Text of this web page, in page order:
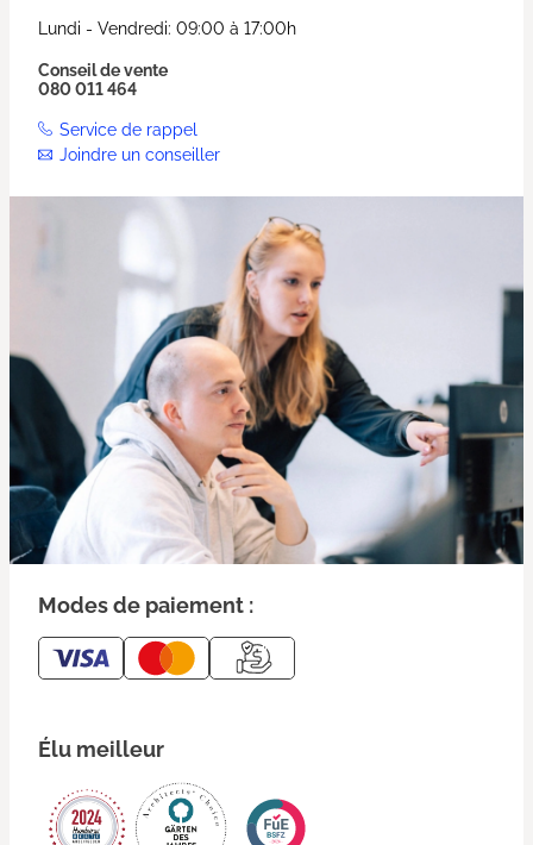
Lundi - Vendredi: 09:00 à 17:00h
Conseil de vente
080 011 464
Service de rappel
Joindre un conseiller
Modes de paiement :
Élu meilleur